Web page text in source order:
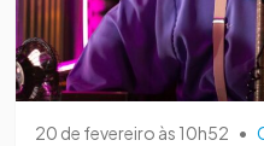
20 de fevereiro às 10h52 •